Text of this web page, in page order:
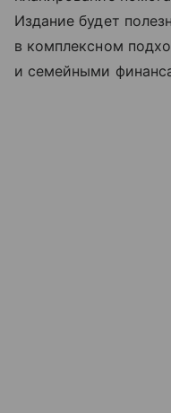
Издание будет
в комплексном
и семейными